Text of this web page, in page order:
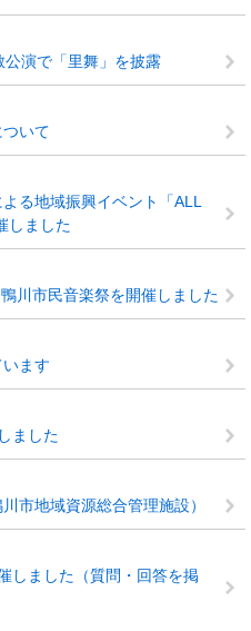
演で「里舞」を披露
ついて
る地域振興イベント「ALL
しました
川市民音楽祭を開催しました
ます
ました
市地域資源総合管理施設）
しました（質問・回答を掲